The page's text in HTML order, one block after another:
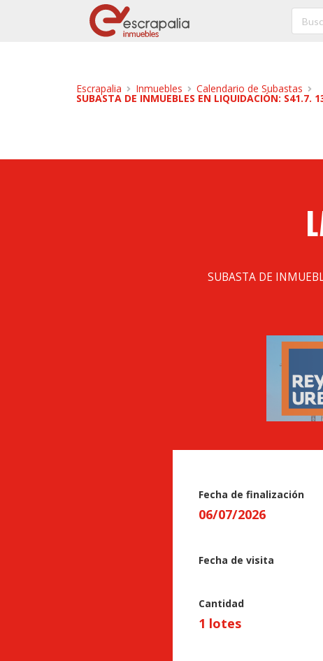
Escrapalia Inmuebles Calendario de Subastas
SUBASTA DE INMUEBLES EN LIQUIDACIÓN:
SUBASTA DE
Fecha de finalización
06/07/2026
Fecha de visita
Cantidad
1 lotes